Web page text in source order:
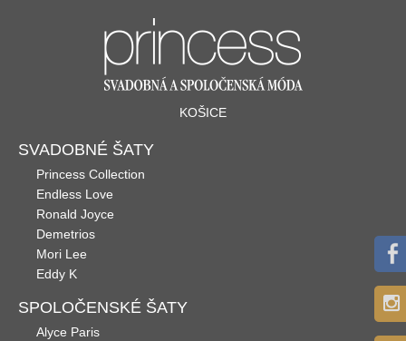
KOŠICE
SVADOBNÉ ŠATY
Princess Collection
Endless Love
Ronald Joyce
Demetrios
Mori Lee
Eddy K
SPOLOČENSKÉ ŠATY
Alyce Paris